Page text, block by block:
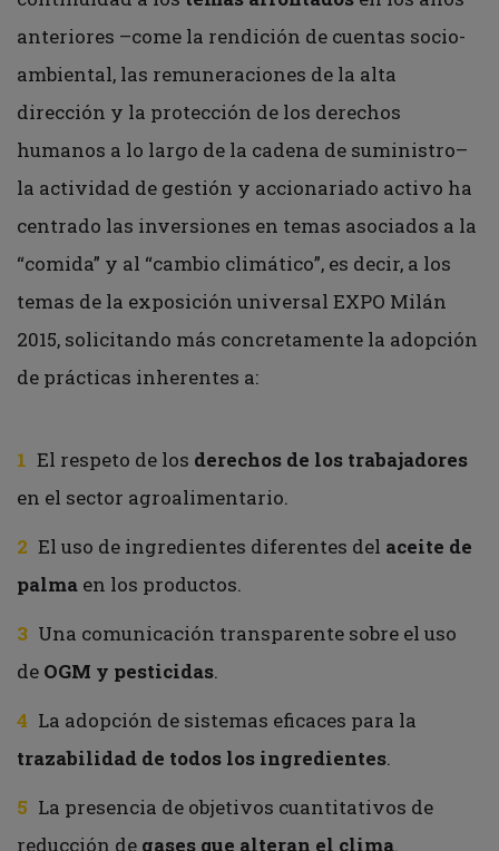
anteriores –come la rendición de cuentas socio-
ambiental, las remuneraciones de la alta
dirección y la protección de los derechos
humanos a lo largo de la cadena de suministro–
la actividad de gestión y accionariado activo ha
centrado las inversiones en temas asociados a la
“comida” y al “cambio climático”, es decir, a los
temas de la exposición universal EXPO Milán
2015, solicitando más concretamente la adopción
de prácticas inherentes a:
El respeto de los derechos de los trabajadores
en el sector agroalimentario.
El uso de ingredientes diferentes del aceite de
palma en los productos.
Una comunicación transparente sobre el uso
de OGM y pesticidas.
La adopción de sistemas eficaces para la
trazabilidad de todos los ingredientes.
La presencia de objetivos cuantitativos de
reducción de gases que alteran el clima.